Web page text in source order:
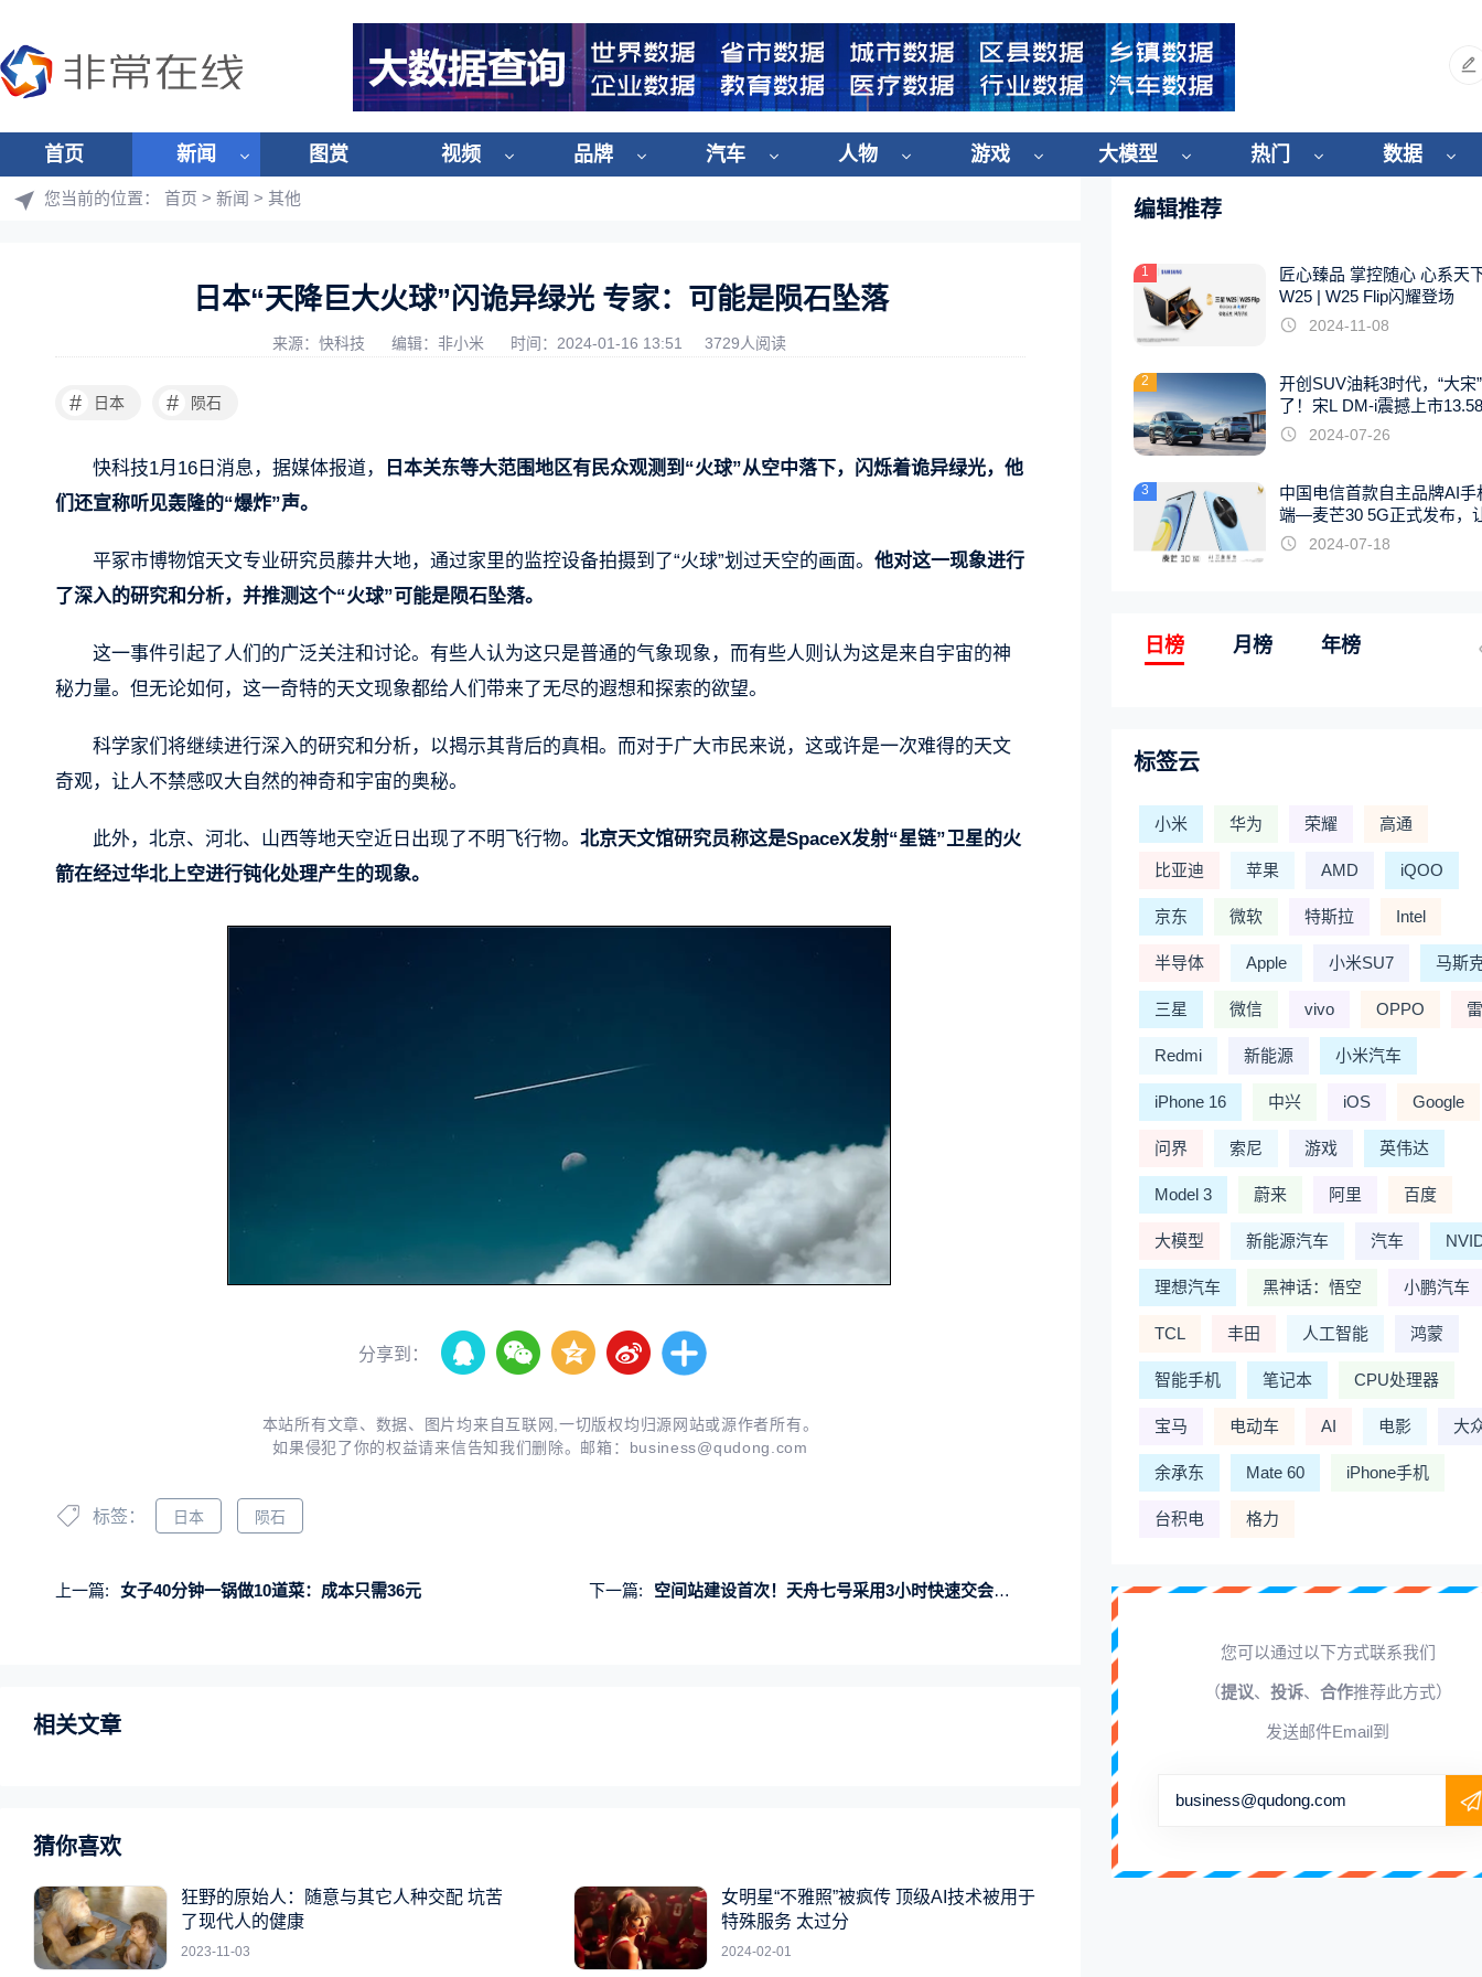
首页 新闻 图赏 视频 品牌 汽车 人物 游戏 大模型 热门 数据
您当前的位置： 首页 > 新闻 > 其他
日本“天降巨大火球”闪诡异绿光 专家：可能是陨石坠落
来源：快科技 编辑：非小米 时间：2024-01-16 13:51 3729人阅读
# 日本 # 陨石
快科技1月16日消息，据媒体报道，
日本关东等大范围地区有民众观测到“火球”从空中落下，闪烁着诡异绿光，他
们还宣称听见轰隆的“爆炸”声。
平冢市博物馆天文专业研究员藤井大地，通过家里的监控设备拍摄到了“火球”划过天空的画面。 他对这一现象进行
了深入的研究和分析，并推测这个“火球”可能是陨石坠落。
这一事件引起了人们的广泛关注和讨论。有些人认为这只是普通的气象现象，而有些人则认为这是来自宇宙的神
秘力量。但无论如何，这一奇特的天文现象都给人们带来了无尽的遐想和探索的欲望。
科学家们将继续进行深入的研究和分析，以揭示其背后的真相。而对于广大市民来说，这或许是一次难得的天文
奇观，让人不禁感叹大自然的神奇和宇宙的奥秘。
此外，北京、河北、山西等地天空近日出现了不明飞行物。 北京天文馆研究员称这是SpaceX发射“星链”卫星的火
箭在经过华北上空进行钝化处理产生的现象。
分享到：
本站所有文章、数据、图片均来自互联网,一切版权均归源网站或源作者所有。
如果侵犯了你的权益请来信告知我们删除。邮箱： business@qudong.com
标签： 日本 陨石
上一篇: 女子40分钟一锅做10道菜：成本只需36元 下一篇: 空间站建设首次！天舟七号采用3小时快速交会对接：更高效、压力更小
相关文章
猜你喜欢
狂野的原始人：随意与其它人种交配 坑苦
了现代人的健康
2023-11-03
女明星“不雅照”被疯传 顶级AI技术被用于
特殊服务 太过分
2024-02-01
编辑推荐
1
匠心臻品 掌控随心 心系天
W25 | W25 Flip闪耀登场
2024-11-08
2
开创SUV油耗3时代，“大宋
了！宋L DM-i震撼上市
起
2024-07-26
3
中国电信首款自主品牌AI手
端—麦芒30 5G正式发布，
触手可及2024-07-18
日榜 月榜 年榜
标签云
小米 华为 荣耀 高通
比亚迪 苹果 AMD iQOO
京东 微软 特斯拉 Intel
半导体 Apple 小米SU7 马斯
三星 微信 vivo OPPO
Redmi 新能源 小米汽车
iPhone 16 中兴 iOS Google
问界 索尼 游戏 英伟达
Model 3 蔚来 阿里 百度
大模型 新能源汽车 汽车
理想汽车 黑神话：悟空 小鹏汽车
TCL 丰田 人工智能 鸿蒙
智能手机 笔记本 CPU处理器
宝马 电动车 AI 电影 大
余承东 Mate 60 iPhone手机
台积电 格力
您可以通过以下方式联系我们
（提议、 投诉、 合作推荐此方式）
发送邮件Email到
business@qudong.com